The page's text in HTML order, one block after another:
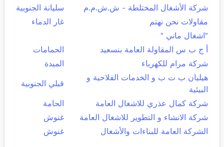
شركة الأشغال المختلطة - ش.ش.م.م
سليانة الجنوبية
مقاولات نحن نهتم
غار الدماء
"اشغال ماني "
أ ج ب س المقاولة العامة بنسعيد
الحمامات
شركة مرام للكهرباء
الميدة
هيليان ب ت ب و الخدمات الفلاحية و
البيئية
قبلي الجنوبية
شركة كمال عذري للاشغال العامة
الحامة
شركة الانشاء و التطوير للاشغال العامة
غنوش
الشركة العامة للبناءات والأشغال
غنوش